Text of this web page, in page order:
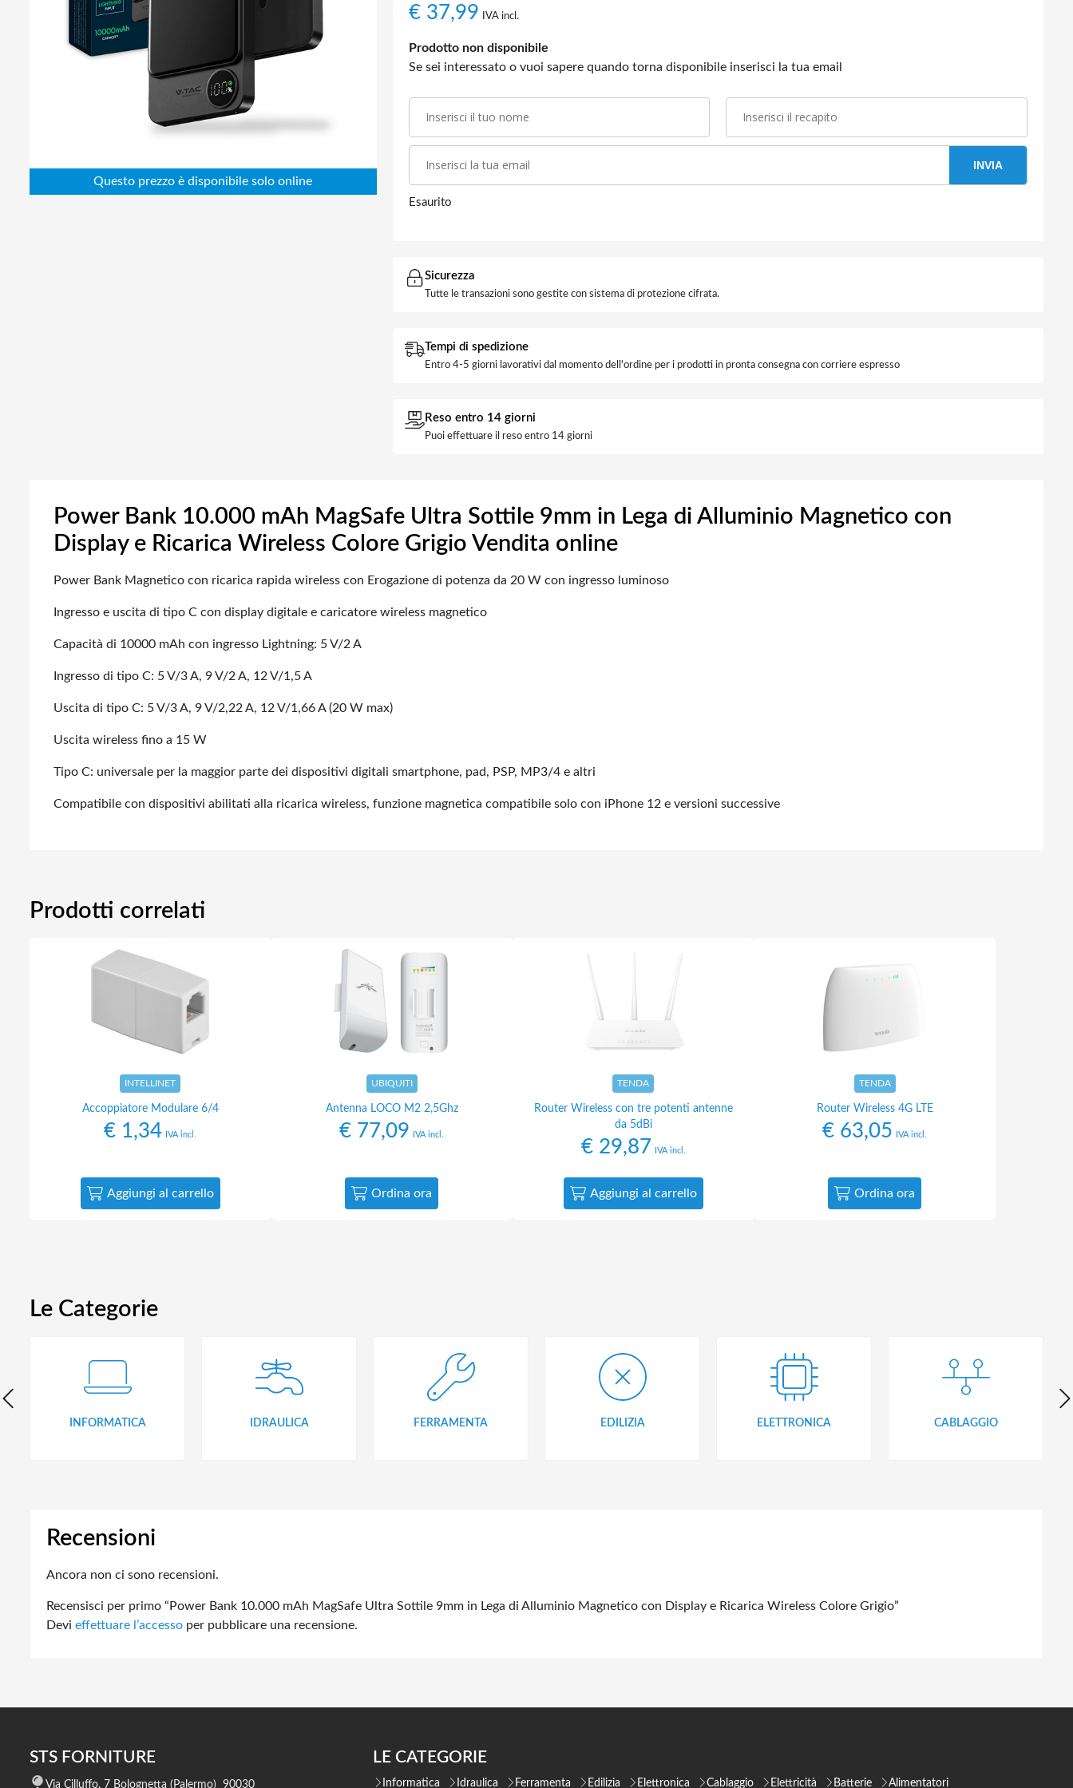
Abbigliamento da lavoro
Alimentatori
Elettronica
Edilizia
€37,99 IVA incl.
Prodotto non disponibile
Se sei interessato o vuoi sapere quando torna disponibile inserisci la tua email
INVIA
Esaurito
Sicurezza
Tutte le transazioni sono gestite con sistema di protezione cifrata.
Tempi di spedizione
Entro 4-5 giorni lavorativi dal momento dell'ordine per i prodotti in pronta consegna con corriere espresso
Reso entro 14 giorni
Puoi effettuare il reso entro 14 giorni
Power Bank 10.000 mAh MagSafe Ultra Sottile 9mm in Lega di Alluminio Magnetico con
Display e Ricarica Wireless Colore Grigio Vendita online
Power Bank Magnetico con ricarica rapida wireless con Erogazione di potenza da 20 W con ingresso luminoso
Ingresso e uscita di tipo C con display digitale e caricatore wireless magnetico
Capacità di 10000 mAh con ingresso Lightning: 5 V/2 A
Ingresso di tipo C: 5 V/3 A, 9 V/2 A, 12 V/1,5 A
Uscita di tipo C: 5 V/3 A, 9 V/2,22 A, 12 V/1,66 A (20 W max)
Uscita wireless fino a 15 W
Tipo C: universale per la maggior parte dei dispositivi digitali smartphone, pad, PSP, MP3/4 e altri
Compatibile con dispositivi abilitati alla ricarica wireless, funzione magnetica compatibile solo con iPhone 12 e versioni successive
Prodotti correlati
INTELLINET
Accoppiatore Modulare 6/4
€ 1,34 IVA incl.
Aggiungi al carrello
UBIQUITI
Antenna LOCO M2 2,5Ghz
€ 77,09 IVA incl.
Ordina ora
TENDA
Router Wireless con tre potenti antenne
da 5dBi
€29,87 IVA incl.
Aggiungi al carrello
TENDA
Router Wireless 4G LTE
€ 63,05 IVA incl.
Ordina ora
Le Categorie
INFORMATICA IDRAULICA FERRAMENTA EDILIZIA ELETTRONICA CABLAGGIO
Recensioni
Ancora non ci sono recensioni.
Recensisci per primo “Power Bank 10.000 mAh MagSafe Ultra Sottile 9mm in Lega di Alluminio Magnetico con Display e Ricarica Wireless Colore Grigio”
Devi effettuare l’accesso per pubblicare una recensione.
STS FORNITURE
Via Cilluffo, 7 Bolognetta (Palermo) 90030
LE CATEGORIE
Informatica Idraulica Ferramenta Edilizia Elettronica Cablaggio Elettricità Batterie Alimentatori